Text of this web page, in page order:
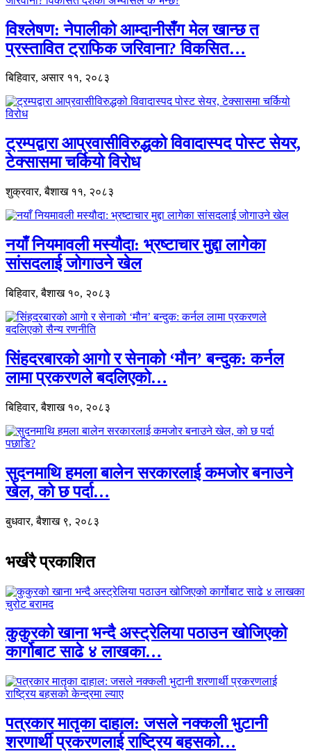
विश्लेषण: नेपालीको आम्दानीसँग मेल खान्छ त
प्रस्तावित ट्राफिक जरिवाना? विकसित…
बिहिवार, असार ११, २०८३
ट्रम्पद्वारा आप्रवासीविरुद्धको विवादास्पद पोस्ट सेयर,
टेक्सासमा चर्कियो विरोध
शुक्रवार, बैशाख ११, २०८३
नयाँ नियमावली मस्यौदा: भ्रष्टाचार मुद्दा लागेका
सांसदलाई जोगाउने खेल
बिहिवार, बैशाख १०, २०८३
सिंहदरबारको आगो र सेनाको ‘मौन’ बन्दुक: कर्नल
लामा प्रकरणले बदलिएको…
बिहिवार, बैशाख १०, २०८३
सुदनमाथि हमला बालेन सरकारलाई कमजोर बनाउने
खेल, को छ पर्दा…
बुधवार, बैशाख ९, २०८३
भर्खरै प्रकाशित
कुकुरको खाना भन्दै अस्ट्रेलिया पठाउन खोजिएको
कार्गोबाट साढे ४ लाखका…
पत्रकार मातृका दाहाल: जसले नक्कली भुटानी
शरणार्थी प्रकरणलाई राष्ट्रिय बहसको…